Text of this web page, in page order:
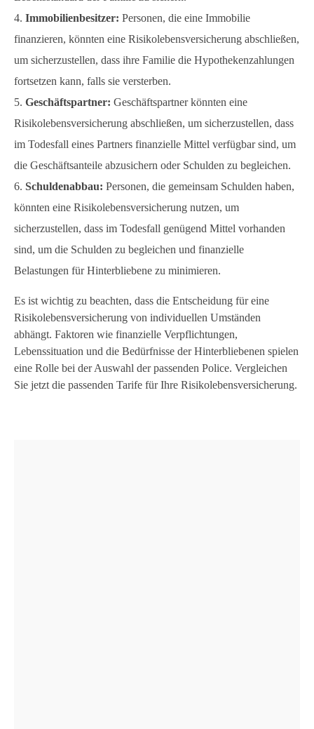
Immobilienbesitzer: Personen, die eine Immobilie
finanzieren, könnten eine Risikolebensversicherung abschließen,
um sicherzustellen, dass ihre Familie die Hypothekenzahlungen
fortsetzen kann, falls sie versterben.
Geschäftspartner: Geschäftspartner könnten eine
Risikolebensversicherung abschließen, um sicherzustellen, dass
im Todesfall eines Partners finanzielle Mittel verfügbar sind, um
die Geschäftsanteile abzusichern oder Schulden zu begleichen.
Schuldenabbau: Personen, die gemeinsam Schulden haben,
könnten eine Risikolebensversicherung nutzen, um
sicherzustellen, dass im Todesfall genügend Mittel vorhanden
sind, um die Schulden zu begleichen und finanzielle
Belastungen für Hinterbliebene zu minimieren.
Es ist wichtig zu beachten, dass die Entscheidung für eine
Risikolebensversicherung von individuellen Umständen
abhängt. Faktoren wie finanzielle Verpflichtungen,
Lebenssituation und die Bedürfnisse der Hinterbliebenen spielen
eine Rolle bei der Auswahl der passenden Police. Vergleichen
Sie jetzt die passenden Tarife für Ihre Risikolebensversicherung.